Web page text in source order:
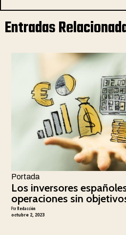
Entradas
Portada
Los inversores
operaciones sin
PorRedacción
octubre 2, 2023